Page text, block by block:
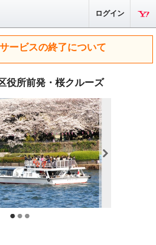
ログイン
ービスの終了について
役所前発・桜クルーズ